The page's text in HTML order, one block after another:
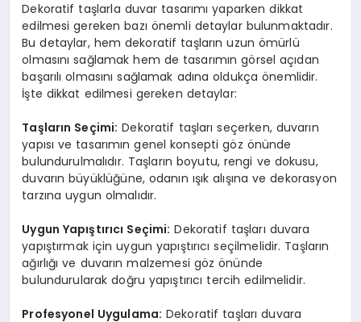
Dekoratif taşlarla duvar tasarımı yaparken dikkat
edilmesi gereken bazı önemli detaylar bulunmaktadır.
Bu detaylar, hem dekoratif taşların uzun ömürlü
olmasını sağlamak hem de tasarımın görsel açıdan
başarılı olmasını sağlamak adına oldukça önemlidir.
İşte dikkat edilmesi gereken detaylar:
Taşların Seçimi: Dekoratif taşları seçerken, duvarın
yapısı ve tasarımın genel konsepti göz önünde
bulundurulmalıdır. Taşların boyutu, rengi ve dokusu,
duvarın büyüklüğüne, odanın ışık alışına ve dekorasyon
tarzına uygun olmalıdır.
Uygun Yapıştırıcı Seçimi: Dekoratif taşları duvara
yapıştırmak için uygun yapıştırıcı seçilmelidir. Taşların
ağırlığı ve duvarın malzemesi göz önünde
bulundurularak doğru yapıştırıcı tercih edilmelidir.
Profesyonel Uygulama: Dekoratif taşları duvara